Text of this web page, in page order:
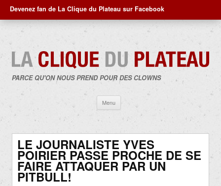
Devenez fan de La Clique du Plateau sur Facebook
PARCE QU'ON NOUS PREND POUR DES CLOWNS
Menu
contenu
LE JOURNALISTE YVES
POIRIER PASSE PROCHE DE SE
FAIRE ATTAQUER PAR UN
PITBULL!